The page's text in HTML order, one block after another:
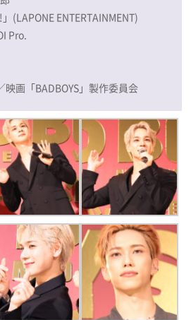
(LAPONE ENTERTAINMENT)
Pro.
画「BADBOYS」製作委員会